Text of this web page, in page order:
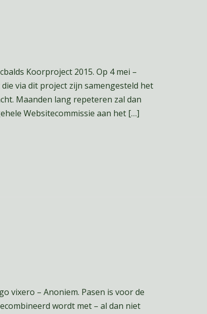
Koorproject 2015. Op 4 mei –
via dit project zijn samengesteld het
Maanden lang repeteren zal dan
Websitecommissie aan het […]
vixero – Anoniem. Pasen is voor de
wordt met – al dan niet